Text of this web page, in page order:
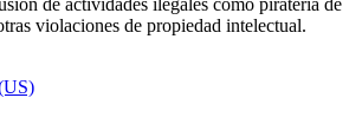
de actividades ilegales como piratería de
violaciones de propiedad intelectual.